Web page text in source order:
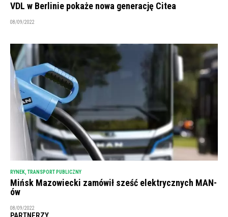
VDL w Berlinie pokaże nowa generację Citea
08/09/2022
RYNEK TRANSPORT PUBLICZNY
Mińsk Mazowiecki zamówił sześć elektrycznych MAN-
ów
08/09/2022